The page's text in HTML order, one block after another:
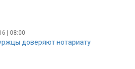
| 08:00
доверяют нотариату